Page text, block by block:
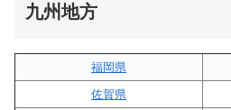
九州地方
福岡県
佐賀県